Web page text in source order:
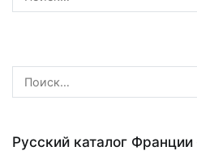
Найти:
Русский каталог